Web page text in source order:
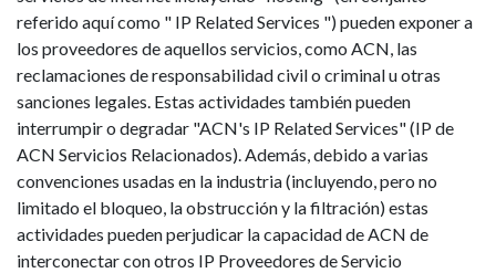
referido aquí como " IP Related Services ") pueden exponer a
los proveedores de aquellos servicios, como ACN, las
reclamaciones de responsabilidad civil o criminal u otras
sanciones legales. Estas actividades también pueden
interrumpir o degradar "ACN's IP Related Services" (IP de
ACN Servicios Relacionados). Además, debido a varias
convenciones usadas en la industria (incluyendo, pero no
limitado el bloqueo, la obstrucción y la filtración) estas
actividades pueden perjudicar la capacidad de ACN de
interconectar con otros IP Proveedores de Servicio